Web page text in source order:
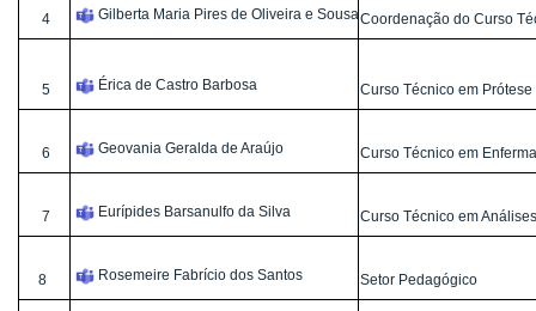
4 Gilberta Maria Pires de Oliveira e SousaCoordenação do Curso
5 Érica de Castro Barbosa Curso Técnico em
6 Geovania Geralda de Araújo Curso Técnico em
7 Eurípides Barsanulfo da Silva Curso Técnico em
8 Rosemeire Fabrício dos Santos Setor Pedagógico